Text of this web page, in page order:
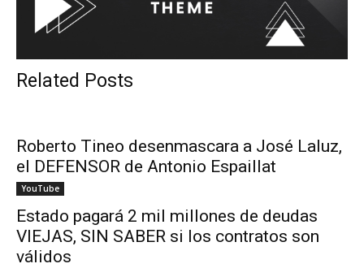
Related Posts
Roberto Tineo desenmascara a José Laluz,
el DEFENSOR de Antonio Espaillat
YouTube
Estado pagará 2 mil millones de deudas
VIEJAS, SIN SABER si los contratos son
válidos